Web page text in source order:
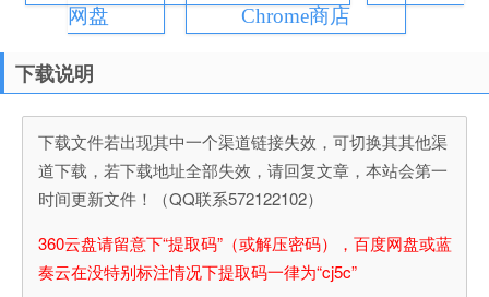
网盘
Chrome商店
下载说明
下载文件若出现其中一个渠道链接失效，可切换其其他渠
道下载，若下载地址全部失效，请回复文章，本站会第一
时间更新文件！（QQ联系572122102）
360云盘请留意下“提取码”（或解压密码），百度网盘或蓝
奏云在没特别标注情况下提取码一律为“cj5c”